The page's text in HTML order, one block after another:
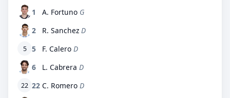
1 A. Fortuno G
2
R. Sanchez D
5 5 F. Calero D
6
L. Cabrera D
22 22 C. Romero D